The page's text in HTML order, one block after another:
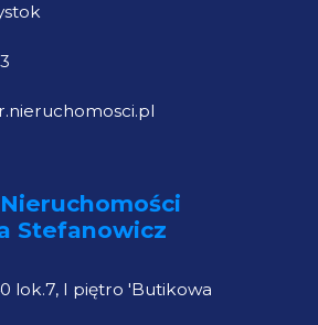
Stefanowicz
lok.7, I piętro 'Butikowa